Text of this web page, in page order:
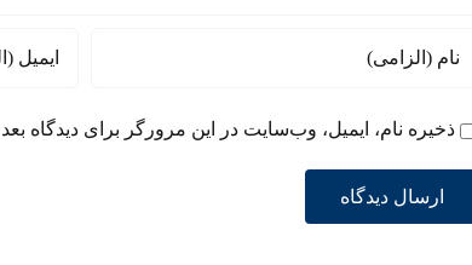
ذخیره نام، ایمیل، وب‌سایت در این مرورگر برای دیدگاه